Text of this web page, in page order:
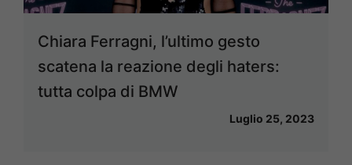
Chiara Ferragni, l’ultimo gesto
scatena la reazione degli haters:
tutta colpa di BMW
Luglio 25, 2023